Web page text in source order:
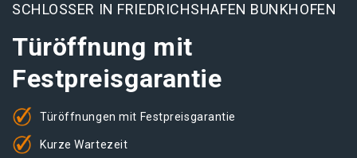
SCHLOSSER IN FRIEDRICHSHAFEN BUNKHOFEN
Türöffnung mit
Festpreisgarantie
Türöffnungen mit Festpreisgarantie
Kurze Wartezeit